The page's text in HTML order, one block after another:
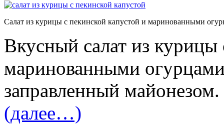
Салат из курицы с пекинской капустой и маринованными
Вкусный салат из курицы
маринованными
заправленный майонезом.
(далее…)